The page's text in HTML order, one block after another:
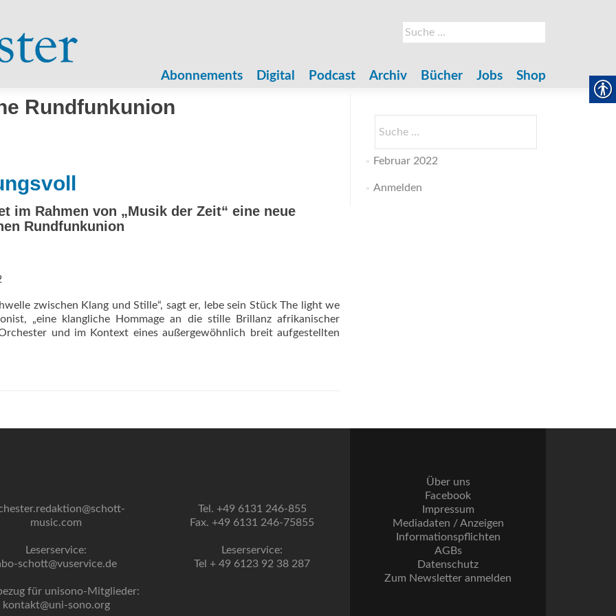
Suche
nach:
Abonnements Digital Podcast Archiv Bücher Jobs Shop
Rundfunkunion
im Rahmen von „Musik der Zeit“ eine neue
Rundfunkunion
zwischen Klang und Stille“, sagt er, lebe sein Stück The light we
„eine klangliche Hommage an die stille Brillanz afrikanischer
und im Kontext eines außergewöhnlich breit aufgestellten
nach:
Februar 2022
Anmelden
music.com
Leserservice:
schott@vuservice.de
für unisono-Mitglieder:
kontakt@uni-sono.org
Tel. +49 6131 246-855
Fax. +49 6131 246-75855
Leserservice:
Tel + 49 6123 92 38 287
Über uns
Facebook
Impressum
Mediadaten / Anzeigen
Informationspflichten
AGBs
Datenschutz
Zum Newsletter anmelden